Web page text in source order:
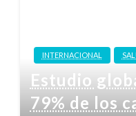
INTERNACIONAL
Estudio
79% de los